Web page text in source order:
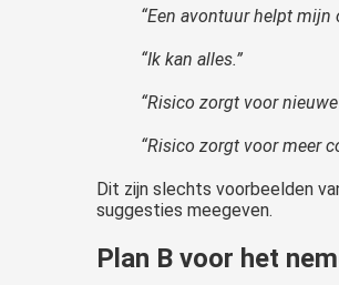
“Een avontuur helpt mijn
“Ik kan alles.”
“Risico zorgt voor
“Risico zorgt voor meer
Dit zijn slechts voorbeelden
suggesties meegeven.
Plan B voor het